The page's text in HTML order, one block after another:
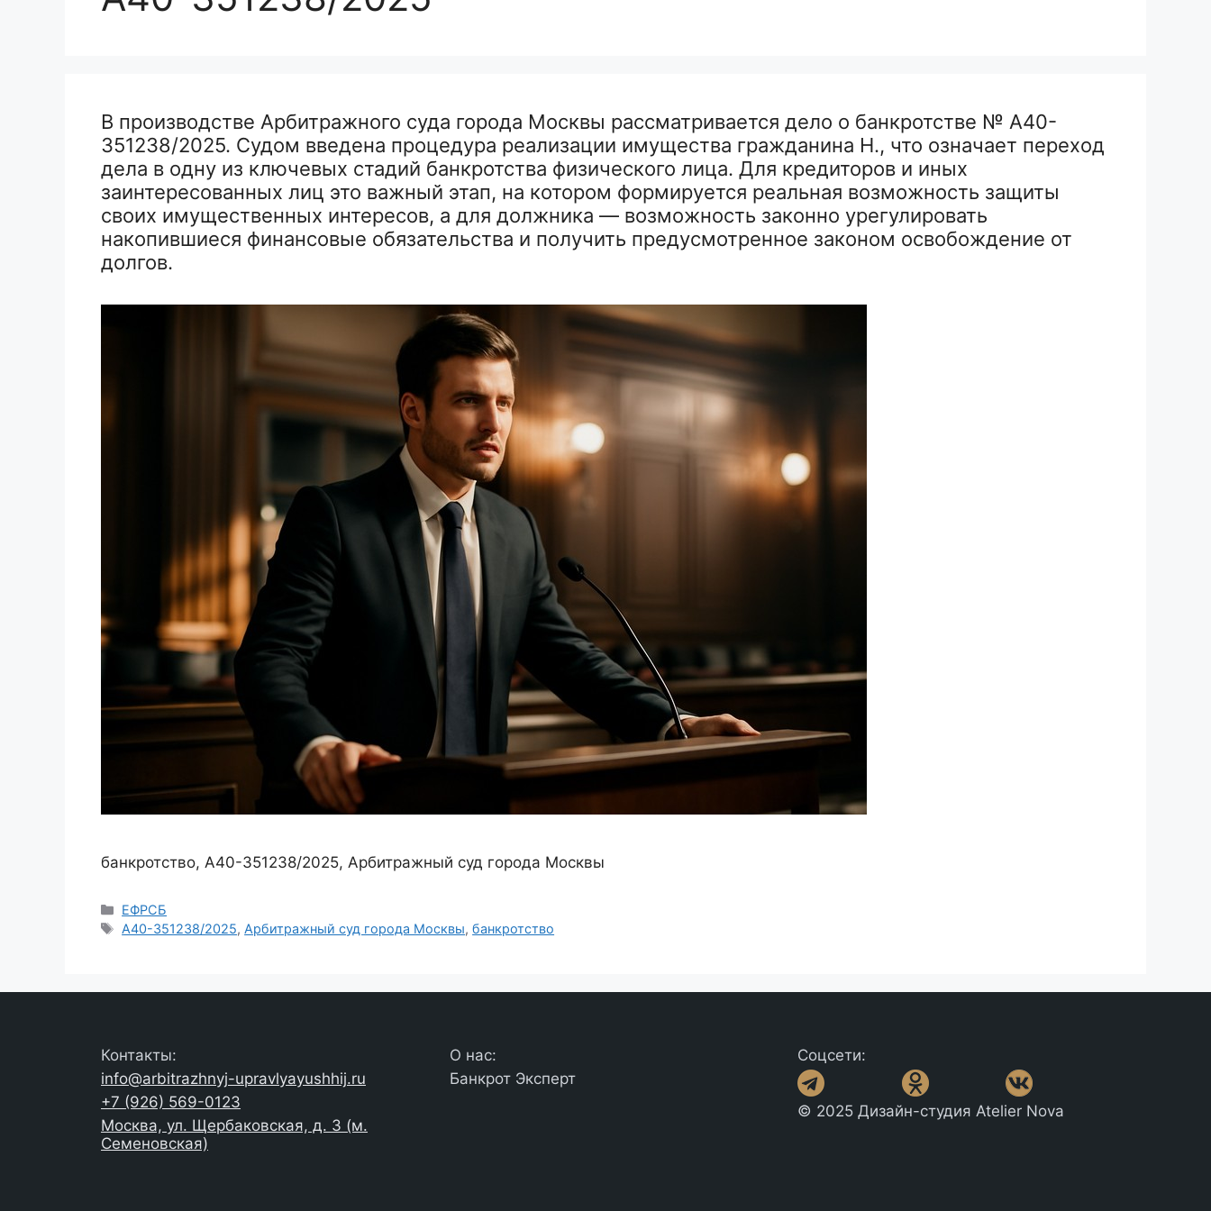
В производстве Арбитражного суда города Москвы рассматривается дело о банкротстве № А40-
351238/2025. Судом введена процедура реализации имущества гражданина Н., что означает переход
дела в одну из ключевых стадий банкротства физического лица. Для кредиторов и иных
заинтересованных лиц это важный этап, на котором формируется реальная возможность защиты
своих имущественных интересов, а для должника — возможность законно урегулировать
накопившиеся финансовые обязательства и получить предусмотренное законом освобождение от
долгов.
банкротство, А40-351238/2025, Арбитражный суд города Москвы
Рубрики
ЕФРСБ
Метки
А40-351238/2025, Арбитражный суд города Москвы,банкротство
Контакты:
info@arbitrazhnyj-upravlyayushhij.ru
+7 (926) 569-0123
Москва, ул. Щербаковская, д. 3 (м.
Семеновская)
О нас:
Банкрот Эксперт
Соцсети:
© 2025 Дизайн-студия Atelier Nova